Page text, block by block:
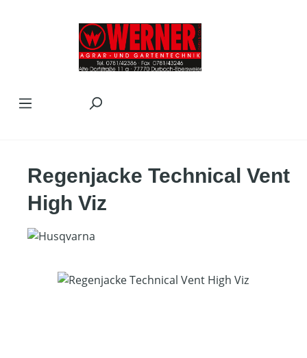
Regenjacke Technical Vent
High Viz
Bildergalerie überspringen